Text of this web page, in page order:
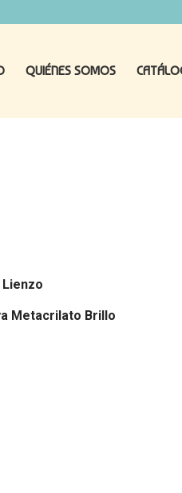
QUIÉNES SOMOS
Metacrilato Brillo